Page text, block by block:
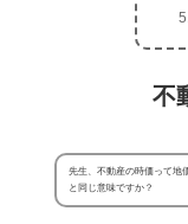
不
先生、不動産の時価って地
と同じ意味ですか？